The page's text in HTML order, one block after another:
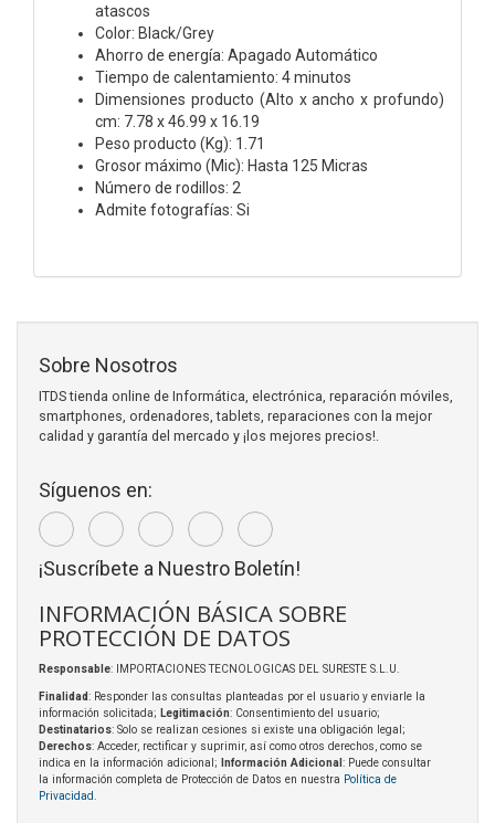
atascos
Color: Black/Grey
Ahorro de energía: Apagado Automático
Tiempo de calentamiento: 4 minutos
Dimensiones producto (Alto x ancho x profundo)
cm: 7.78 x 46.99 x 16.19
Peso producto (Kg): 1.71
Grosor máximo (Mic): Hasta 125 Micras
Número de rodillos: 2
Admite fotografías: Si
Sobre Nosotros
ITDS tienda online de Informática, electrónica, reparación móviles,
smartphones, ordenadores, tablets, reparaciones con la mejor
calidad y garantía del mercado y ¡los mejores precios!.
Síguenos en:
¡Suscríbete a Nuestro Boletín!
INFORMACIÓN BÁSICA SOBRE
PROTECCIÓN DE DATOS
Responsable: IMPORTACIONES TECNOLOGICAS DEL SURESTE S.L.U.
Finalidad: Responder las consultas planteadas por el usuario y enviarle la
información solicitada; Legitimación: Consentimiento del usuario;
Destinatarios: Solo se realizan cesiones si existe una obligación legal;
Derechos: Acceder, rectificar y suprimir, así como otros derechos, como se
indica en la información adicional;
Información Adicional : Puede consultar
la información completa de Protección de Datos en nuestra Política de
Privacidad